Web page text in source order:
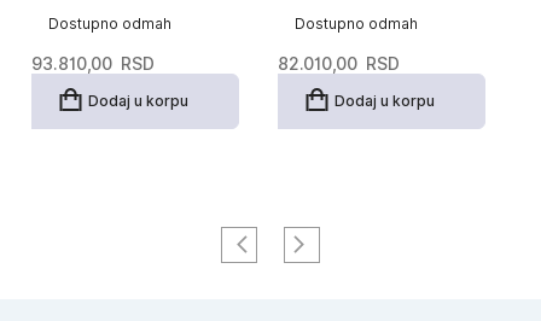
Dostupno odmah
93.810,00 RSD
Dodaj u korpu
Dostupno odmah
82.010,00 RSD
Dodaj u korpu